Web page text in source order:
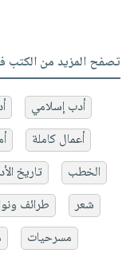
تصفح المزيد من الكتب
أدب إسلامي
أعمال كاملة
الخطب
تاريخ
شعر
طرائف
مسرحيات